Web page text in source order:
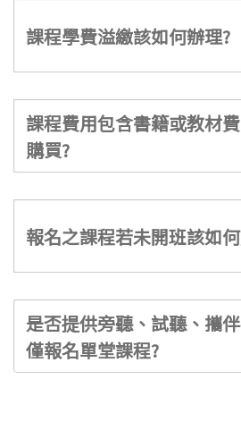
課程學費溢繳該如何辦理?
課程費用包含書籍或教材
購買?
報名之課程若未開班該如
是否提供旁聽、試聽、攜
僅報名單堂課程?